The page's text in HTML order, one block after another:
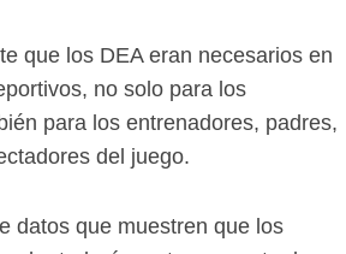
que los DEA eran necesarios en
no solo para los
para los entrenadores, padres,
del juego.
datos que muestren que los